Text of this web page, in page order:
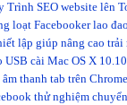
Trình SEO website lên
loạt Facebooker lao
lập giúp nâng cao trải
USB cài Mac OS X
âm thanh tab trên
thử nghiệm